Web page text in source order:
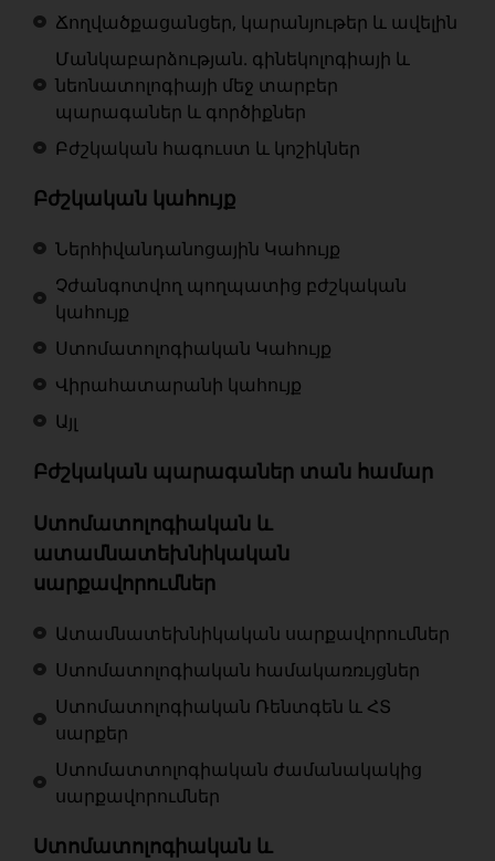
Ճողվածքացանցեր, կարանյութեր և ավելին
Մանկաբարձության. գինեկոլոգիայի և
նեոնատոլոգիայի մեջ տարբեր
պարագաներ և գործիքներ
Բժշկական հագուստ և կոշիկներ
Բժշկական կահույք
Ներհիվանդանոցային Կահույք
Չժանգոտվող պողպատից բժշկական
կահույք
Ստոմատոլոգիական Կահույք
Վիրահատարանի կահույք
Այլ
Բժշկական պարագաներ տան համար
Ստոմատոլոգիական և
ատամնատեխնիկական
սարքավորումներ
Ատամնատեխնիկական սարքավորումներ
Ստոմատոլոգիական համակառռւյցներ
Ստոմատոլոգիական Ռենտգեն և ՀՏ
սարքեր
Ստոմատտոլոգիական ժամանակակից
սարքավորումներ
Ստոմատոլոգիական և